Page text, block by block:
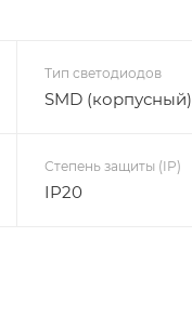
Тип светодиодов
SMD (корпусный)
Степень защиты (IP)
IP20